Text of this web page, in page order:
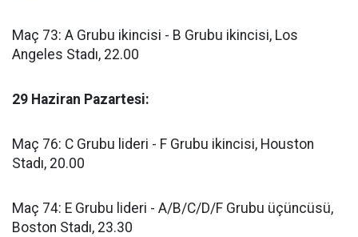
Maç 73: A Grubu ikincisi - B Grubu ikincisi, Los
Angeles Stadı, 22.00
29 Haziran Pazartesi:
Maç 76: C Grubu lideri - F Grubu ikincisi, Houston
Stadı, 20.00
Maç 74: E Grubu lideri - A/B/C/D/F Grubu üçüncüsü,
Boston Stadı, 23.30